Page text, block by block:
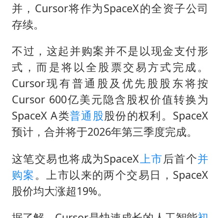
并，Cursor将作为SpaceX的全资子公司
存续。
不过，这起并购案并不是以现金支付形
式，而是将以全股票交易方式完成。
Cursor现有普通股及优先股股东将按
Cursor 600亿美元隐含股权价值转换为
SpaceX A类普通股股份的权利。SpaceX
预计，合并将于2026年第三季度完成。
这笔交易也将成为SpaceX 上市 后首个并
购案。上市以来的两个交易日，SpaceX
股价均大涨超19%。